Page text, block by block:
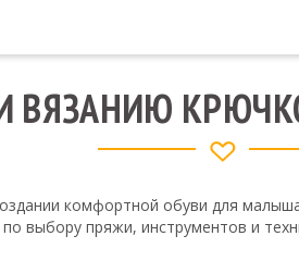
ВЯЗАНИЮ
комфортной обуви для
выбору пряжи, инструментов и